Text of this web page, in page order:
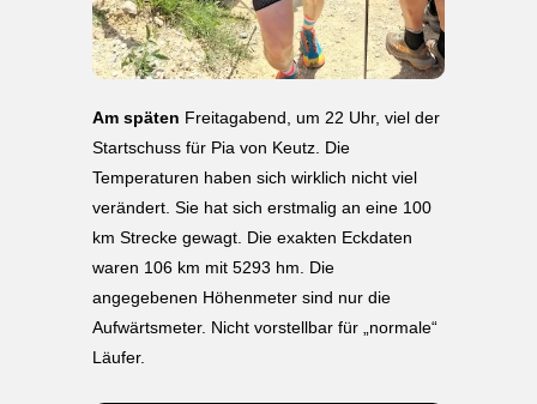
Am späten Freitagabend, um 22 Uhr, viel der
Startschuss für Pia von Keutz. Die
Temperaturen haben sich wirklich nicht viel
verändert. Sie hat sich erstmalig an eine 100
km Strecke gewagt. Die exakten Eckdaten
waren 106 km mit 5293 hm. Die
angegebenen Höhenmeter sind nur die
Aufwärtsmeter. Nicht vorstellbar für „normale“
Läufer.